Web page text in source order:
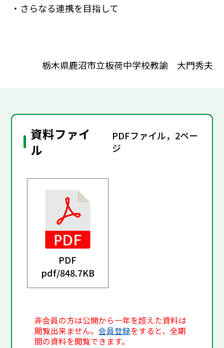
・さらなる連携を目指して
栃木県鹿沼市立板荷中学校教諭 大門秀夫
資料ファイ
ル
PDFファイル，2ペー
ジ
PDF
pdf/848.7KB
非会員の方は公開から一年を超えた資料は
閲覧出来ません。会員登録をすると、全期
間の資料を閲覧できます。